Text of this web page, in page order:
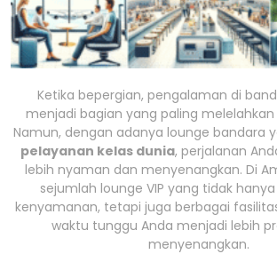
Ketika bepergian, pengalaman di
menjadi bagian yang paling melelahkan
Namun, dengan adanya lounge bandara
pelayanan kelas dunia, perjalanan
lebih nyaman dan menyenangkan. Di
sejumlah lounge VIP yang tidak
kenyamanan, tetapi juga berbagai
waktu tunggu Anda menjadi lebih
menyenangkan.